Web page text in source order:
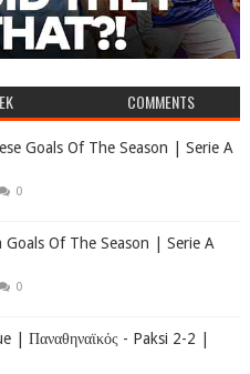
COMMENTS
Goals Of The Season | Serie A
0
Goals Of The Season | Serie A
0
| Παναθηναϊκός - Paksi 2-2 |